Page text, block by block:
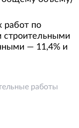
работ по
строительными
— 11,4% и
работы